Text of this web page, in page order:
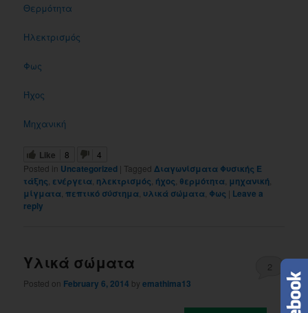
Θερμότητα
Ηλεκτρισμός
Φως
Ήχος
Μηχανική
Like 8
4
Posted in Uncategorized | Tagged Διαγωνίσματα Φυσικής Ε
τάξης ενέργεια ηλεκτρισμός ήχος θερμότητα μηχανική
μίγματα πεπτικό σύστημα υλικά σώματα Φως | Leave a
reply
Υλικά σώματα
Posted on February 6, 2014 byemathima13
2